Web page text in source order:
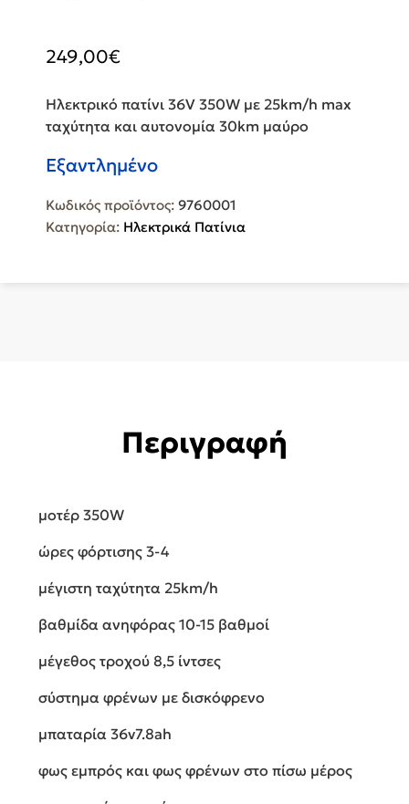
249,00€
Ηλεκτρικό πατίνι 36V 350W με 25km/h max
ταχύτητα και αυτονομία 30km μαύρο
Εξαντλημένο
Κωδικός προϊόντος: 9760001
Κατηγορία: Ηλεκτρικά Πατίνια
Περιγραφή
μοτέρ 350W
ώρες φόρτισης 3-4
μέγιστη ταχύτητα 25km/h
βαθμίδα ανηφόρας 10-15 βαθμοί
μέγεθος τροχού 8,5 ίντσες
σύστημα φρένων με δισκόφρενο
μπαταρία 36v7.8ah
φως εμπρός και φως φρένων στο πίσω μέρος